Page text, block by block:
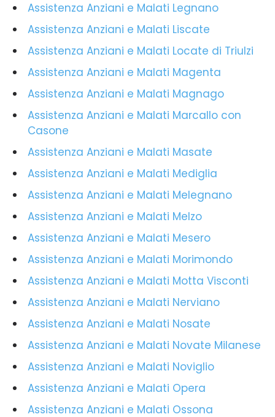
Assistenza Anziani e Malati Legnano
Assistenza Anziani e Malati Liscate
Assistenza Anziani e Malati Locate di Triulzi
Assistenza Anziani e Malati Magenta
Assistenza Anziani e Malati Magnago
Assistenza Anziani e Malati Marcallo con
Casone
Assistenza Anziani e Malati Masate
Assistenza Anziani e Malati Mediglia
Assistenza Anziani e Malati Melegnano
Assistenza Anziani e Malati Melzo
Assistenza Anziani e Malati Mesero
Assistenza Anziani e Malati Morimondo
Assistenza Anziani e Malati Motta Visconti
Assistenza Anziani e Malati Nerviano
Assistenza Anziani e Malati Nosate
Assistenza Anziani e Malati Novate Milanese
Assistenza Anziani e Malati Noviglio
Assistenza Anziani e Malati Opera
Assistenza Anziani e Malati Ossona